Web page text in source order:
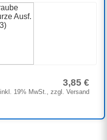
3,85 €
inkl. 19% MwSt., zzgl. Versand